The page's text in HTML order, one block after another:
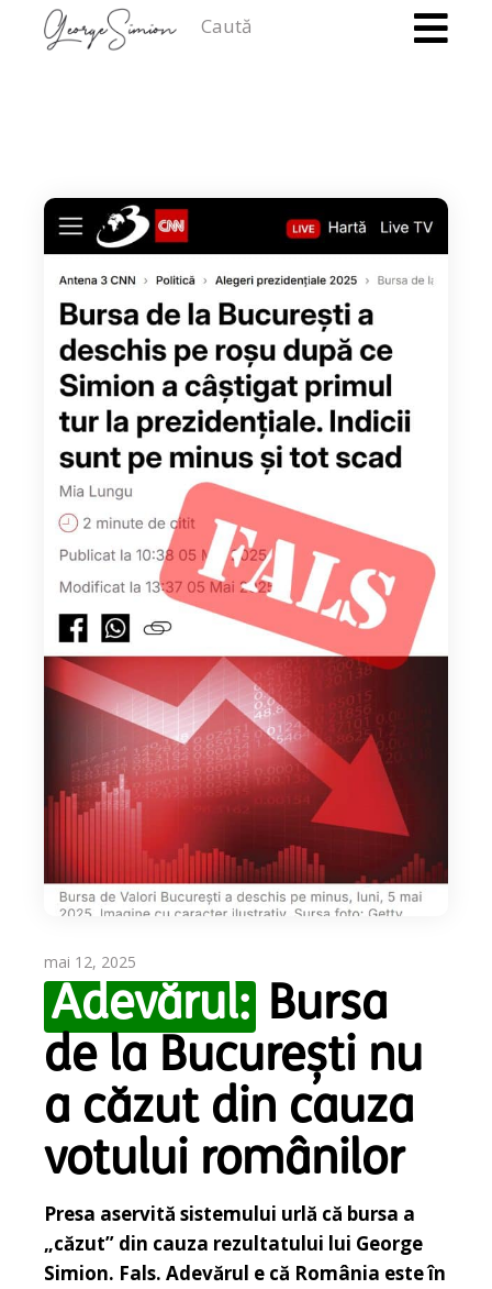
mai 12, 2025
Adevărul: Bursa
de la București nu
a căzut din cauza
votului românilor
Presa aservită sistemului urlă că bursa a
„căzut” din cauza rezultatului lui George
Simion. Fals. Adevărul e că România este în